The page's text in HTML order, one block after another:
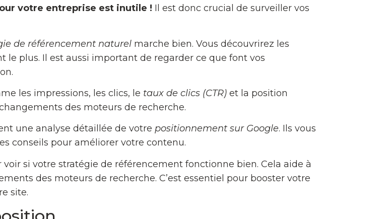
votre entreprise est inutile ! Il est donc crucial de surveiller vos
de référencement naturel marche bien. Vous découvrirez les
le plus. Il est aussi important de regarder ce que font vos
les impressions, les clics, le taux de clics (CTR) et la position
des moteurs de recherche.
une analyse détaillée de votre positionnement sur Google. Ils vous
conseils pour améliorer votre contenu.
si votre stratégie de référencement fonctionne bien. Cela aide à
des moteurs de recherche. C’est essentiel pour booster votre
site.